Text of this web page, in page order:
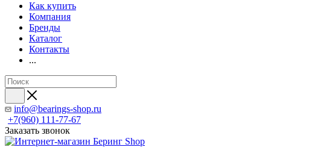
Как купить
Компания
Бренды
Каталог
Контакты
...
info@bearings-shop.ru
+7(960) 111-77-67
Заказать звонок